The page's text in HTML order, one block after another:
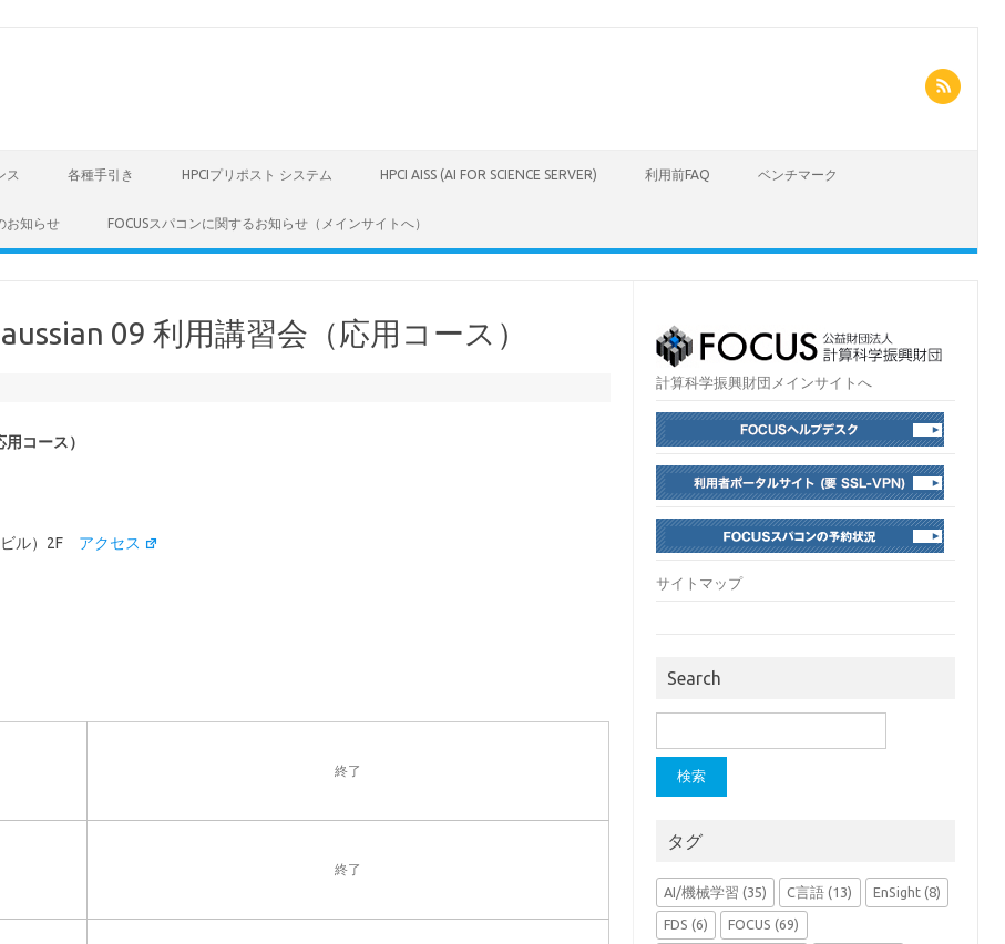
ス 各種手引き HPCIプリポスト システム HPCI AISS (AI FOR SCIENCE SERVER) 利用前FAQ ベンチマーク
お知らせ FOCUSスパコンに関するお知らせ（メインサイトへ）
09 利用講習会（応用コース）
コース）
ビル）2F アクセス
終了
終了
計算科学振興財団メインサイトへ
サイトマップ
Search
索:
タグ
AI/機械学習 (35) C言語 (13) EnSight (8)
FDS (6) FOCUS (69)